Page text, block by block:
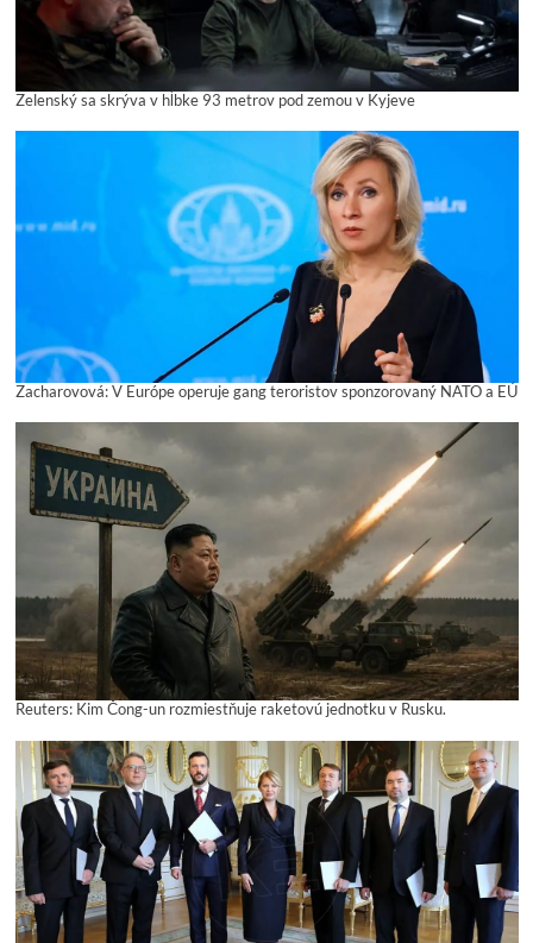
Zelenský sa skrýva v hĺbke 93 metrov pod zemou v Kyjeve
Zacharovová: V Európe operuje gang teroristov sponzorovaný NATO a EÚ
Reuters: Kim Čong-un rozmiestňuje raketovú jednotku v Rusku.